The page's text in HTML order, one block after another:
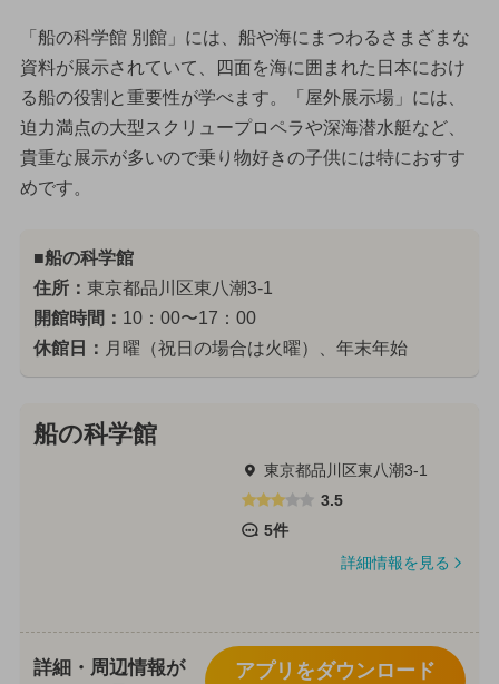
「船の科学館 別館」には、船や海にまつわるさまざまな
資料が展示されていて、四面を海に囲まれた日本におけ
る船の役割と重要性が学べます。「屋外展示場」には、
迫力満点の大型スクリュープロペラや深海潜水艇など、
貴重な展示が多いので乗り物好きの子供には特におすす
めです。
■船の科学館
住所： 東京都品川区東八潮3-1
開館時間： 10：00〜17：00
休館日： 月曜（祝日の場合は火曜）、年末年始
船の科学館
東京都品川区東八潮3-1
3.5
5件
詳細情報を見る
詳細・周辺情報が
アプリをダウンロード